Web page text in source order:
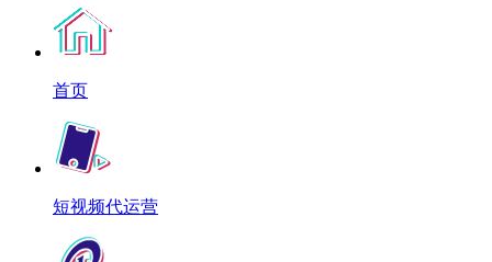
首页
短视频代运营